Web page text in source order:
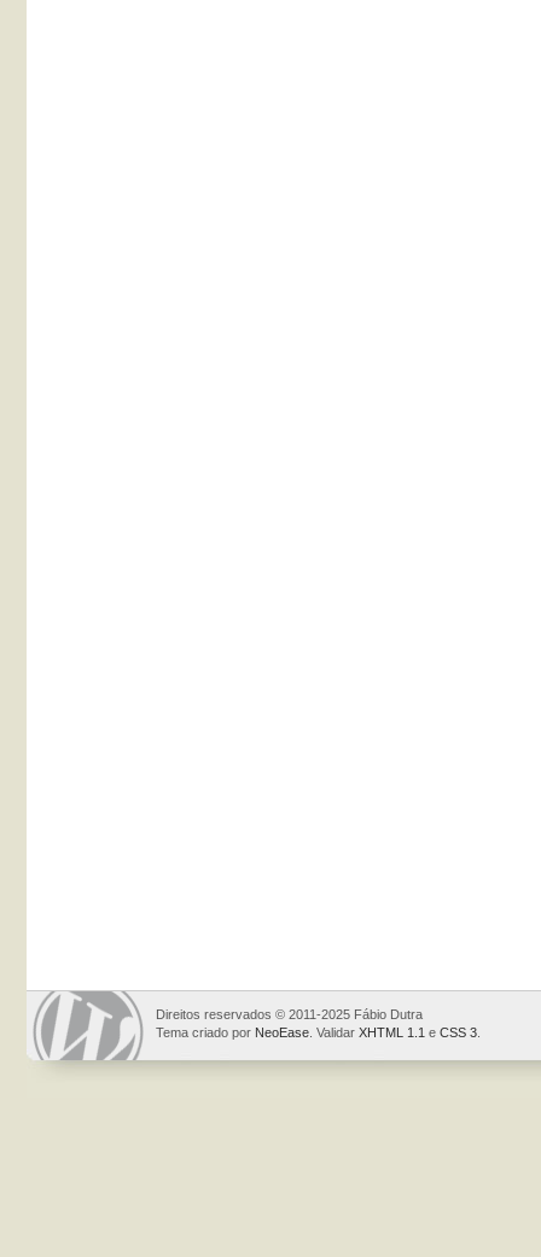
Direitos reservados © 2011-2025 Fábio Dutra
Tema criado por NeoEase . Validar XHTML 1.1 e CSS 3